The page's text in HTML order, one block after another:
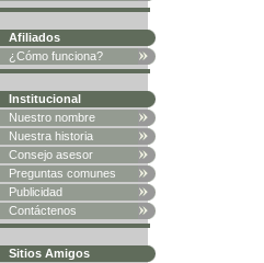
Afiliados
¿Cómo funciona?
Institucional
Nuestro nombre
Nuestra historia
Consejo asesor
Preguntas comunes
Publicidad
Contáctenos
Sitios Amigos